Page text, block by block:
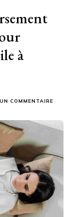
à
COMMENTAIRE
LYON
3
EST-
IL